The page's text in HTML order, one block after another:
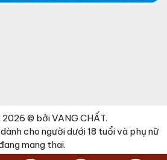
© bởi VANG CHẤT.
cho người dưới 18 tuổi và phụ nữ
mang thai.